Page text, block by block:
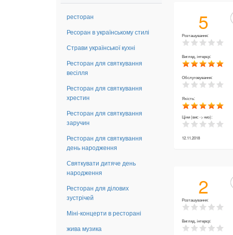
ресторан
Ресоран в українському стилі
Страви української кухні
Ресторан для святкування
весілля
Ресторан для святкування
хрестин
Ресторан для святкування
заручин
Ресторан для святкування
день народження
Святкувати дитяче день
народження
Ресторан для ділових
зустрічей
Міні-концерти в ресторані
жива музика
5
Розташування:
Вигляд, інтерєр:
Обслуговування:
Якість:
Ціни (вис -> низ):
12.11.2018
2
Розташування:
Вигляд, інтерєр: